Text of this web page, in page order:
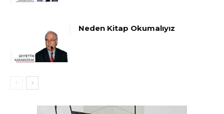
Neden Kitap Okumalıyız